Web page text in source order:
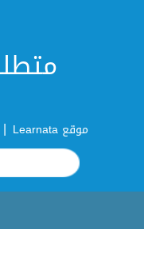
موقع Learnata |